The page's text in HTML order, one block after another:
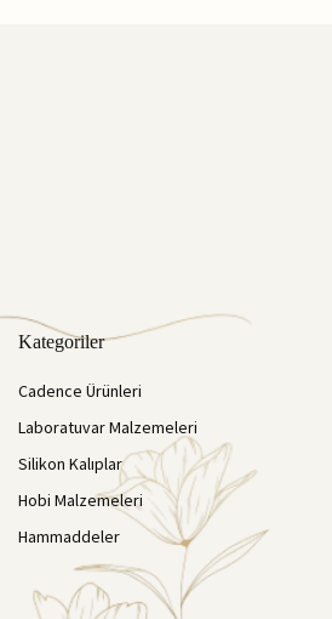
Kategoriler
Cadence Ürünleri
Laboratuvar Malzemeleri
Silikon Kalıplar
Hobi Malzemeleri
Hammaddeler